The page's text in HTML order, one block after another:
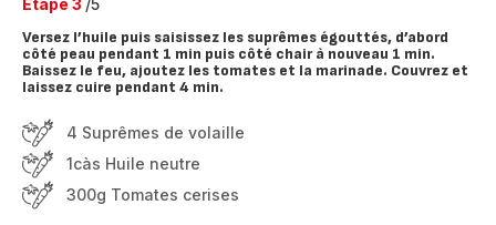
Etape 3 /5
Versez l’huile puis saisissez les suprêmes égouttés, d’abord
côté peau pendant 1 min puis côté chair à nouveau 1 min.
Baissez le feu, ajoutez les tomates et la marinade. Couvrez et
laissez cuire pendant 4 min.
4 Suprêmes de volaille
1càs Huile neutre
300g Tomates cerises